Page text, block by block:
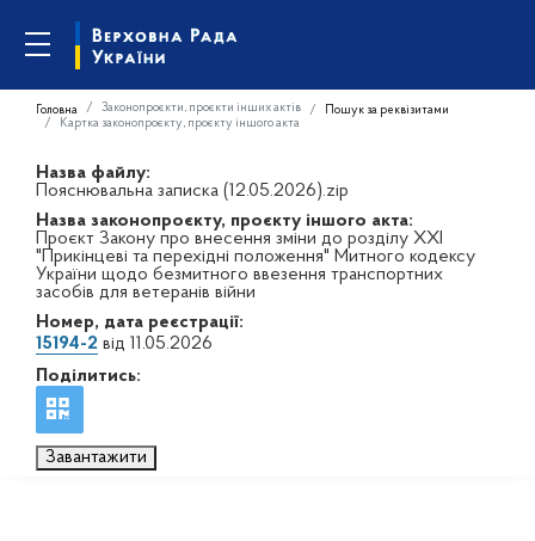
Головна Законопроєкти, проєкти інших актів
Пошук за реквізитами
Картка законопроєкту, проєкту іншого акта
Назва файлу:
Пояснювальна записка (12.05.2026).zip
Назва законопроєкту, проєкту іншого акта:
Проєкт Закону про внесення зміни до розділу XXІ
"Прикінцеві та перехідні положення" Митного кодексу
України щодо безмитного ввезення транспортних
засобів для ветеранів війни
Номер, дата реєстрації:
15194-2 від 11.05.2026
Поділитись:
Завантажити